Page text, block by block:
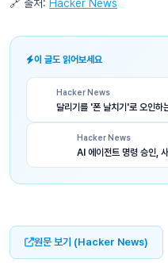
🔗 출처: Hacker News
이 글도 읽어보세요
Hacker News
달리기를 '폰 날치기'로 오인하
Hacker News
AI 에이전트 명령 승인,
원문 보기 (Hacker News)